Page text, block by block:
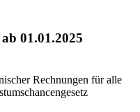
01.01.2025
Rechnungen für alle